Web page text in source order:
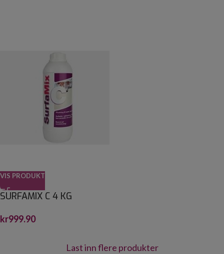
VIS PRODUKT
SURFAMIX C 4 KG
kr999.90
Last inn flere produkter